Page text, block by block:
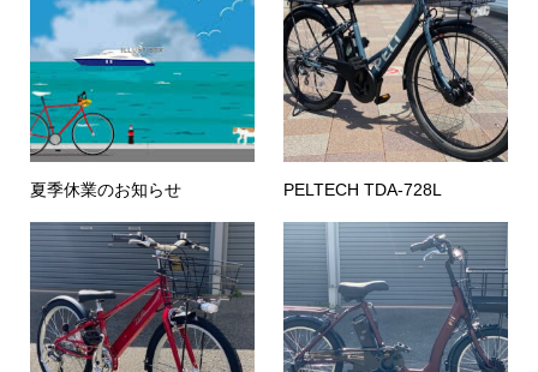
夏季休業のお知らせ PELTECH TDA-728L